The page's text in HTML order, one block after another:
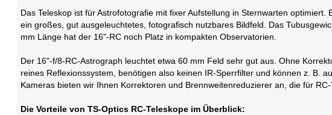
Das Teleskop ist für Astrofotografie mit fixer Aufstellung in Sternwarten
ein großes, gut ausgeleuchtetes, fotografisch nutzbares Bildfeld. Das
mm Länge hat der 16"-RC noch Platz in kompakten Observatorien.
Der 16"-f/8-RC-Astrograph leuchtet etwa 60 mm Feld sehr gut aus. Ohne
reines Reflexionssystem, benötigen also keinen IR-Sperrfilter und können z. B.
Kameras bieten wir Ihnen Korrektoren und Brennweitenreduzierer an, die für RC-
Die Vorteile von TS-Optics RC-Teleskope im Überblick: